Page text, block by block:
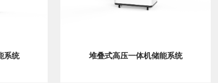
系统 堆叠式高压一体机储能系统